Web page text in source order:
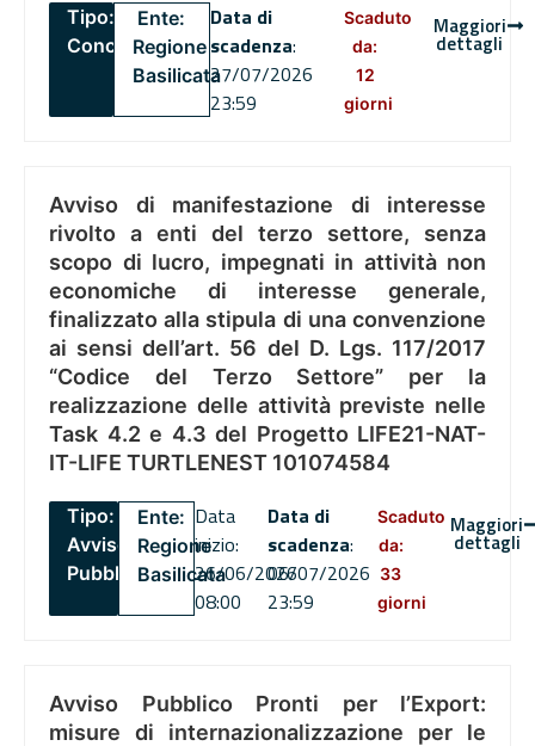
Tipo:
Concorsi
Ente:
Regione
Basilicata
Data di
scadenza:
27/07/2026
23:59
Scaduto
da:
12
giorni
Maggiori
dettagli
Avviso di manifestazione di interesse
rivolto a enti del terzo settore, senza
scopo di lucro, impegnati in attività non
economiche di interesse generale,
finalizzato alla stipula di una convenzione
ai sensi dell’art. 56 del D. Lgs. 117/2017
“Codice del Terzo Settore” per la
realizzazione delle attività previste nelle
Task 4.2 e 4.3 del Progetto LIFE21-NAT-
IT-LIFE TURTLENEST 101074584
Tipo:
Avviso
Pubblico
Ente:
Regione
Basilicata
Data
inizio:
26/06/2026
08:00
Data di
scadenza:
06/07/2026
23:59
Scaduto
da:
33
giorni
Maggiori
dettagli
Avviso Pubblico Pronti per l’Export:
misure di internazionalizzazione per le